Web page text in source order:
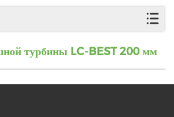
турбины LC-BEST 200 мм